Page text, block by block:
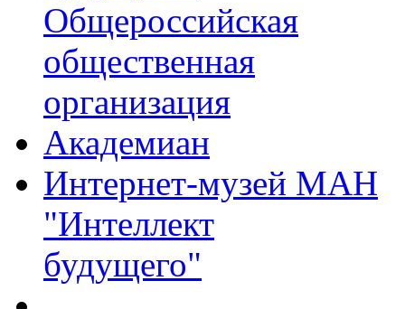
Общероссийская
общественная
организация
Академиан
Интернет-музей МАН
"Интеллект
будущего"